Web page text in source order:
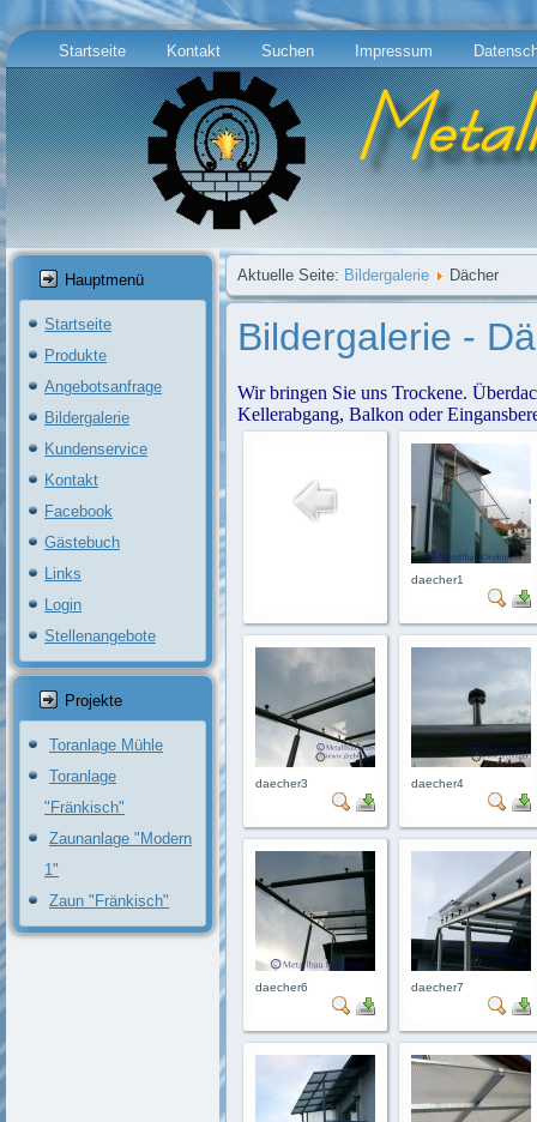
Startseite Kontakt Suchen Impressum
Hauptmenü
Startseite
Produkte
Angebotsanfrage
Bildergalerie
Kundenservice
Kontakt
Facebook
Gästebuch
Links
Login
Stellenangebote
Projekte
Toranlage Mühle
Toranlage
"Fränkisch"
Zaunanlage "Modern
1"
Zaun "Fränkisch"
Aktuelle Seite: Bildergalerie Dächer
Bildergalerie -
Wir bringen Sie uns Trockene.
Kellerabgang, Balkon oder
daecher1
daecher3 daecher4
daecher6 daecher7